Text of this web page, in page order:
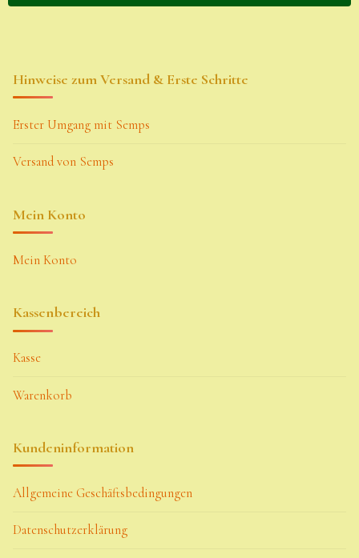
Hinweise zum Versand & Erste Schritte
Erster Umgang mit Semps
Versand von Semps
Mein Konto
Mein Konto
Kassenbereich
Kasse
Warenkorb
Kundeninformation
Allgemeine Geschäftsbedingungen
Datenschutzerklärung